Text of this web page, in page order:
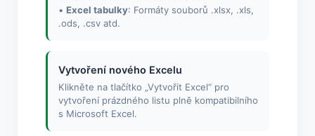
• Excel tabulky: Formáty souborů .xlsx, .xls,
.ods, .csv atd.
Vytvoření nového Excelu
Klikněte na tlačítko „Vytvořit Excel“ pro
vytvoření prázdného listu plně kompatibilního
s Microsoft Excel.